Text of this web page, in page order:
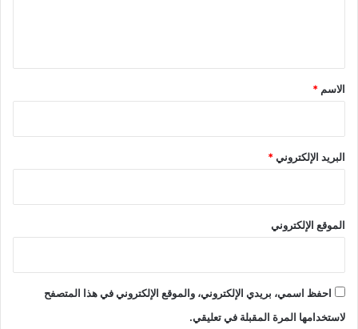
*
الاسم *
البريد الإلكتروني*
الموقع الإلكتروني
احفظ اسمي، بريدي الإلكتروني، والموقع الإلكتروني في هذا المتصفح
لاستخدامها المرة المقبلة في تعليقي.